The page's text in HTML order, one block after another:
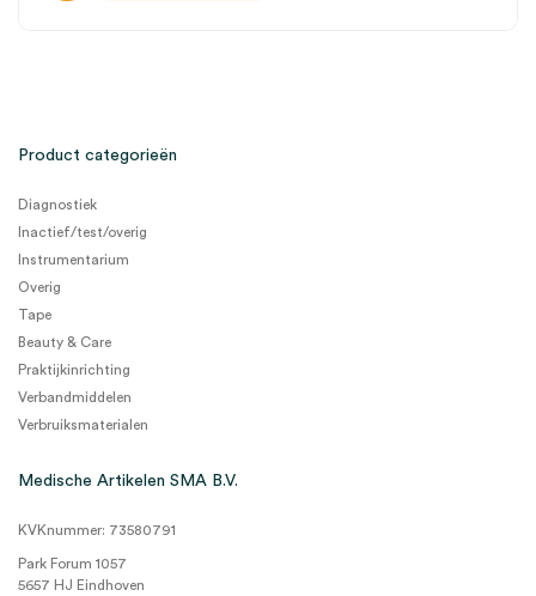
Product categorieën
Diagnostiek
Inactief/test/overig
Instrumentarium
Overig
Tape
Beauty & Care
Praktijkinrichting
Verbandmiddelen
Verbruiksmaterialen
Medische Artikelen SMA B.V.
KVKnummer: 73580791
Park Forum 1057
5657 HJ Eindhoven